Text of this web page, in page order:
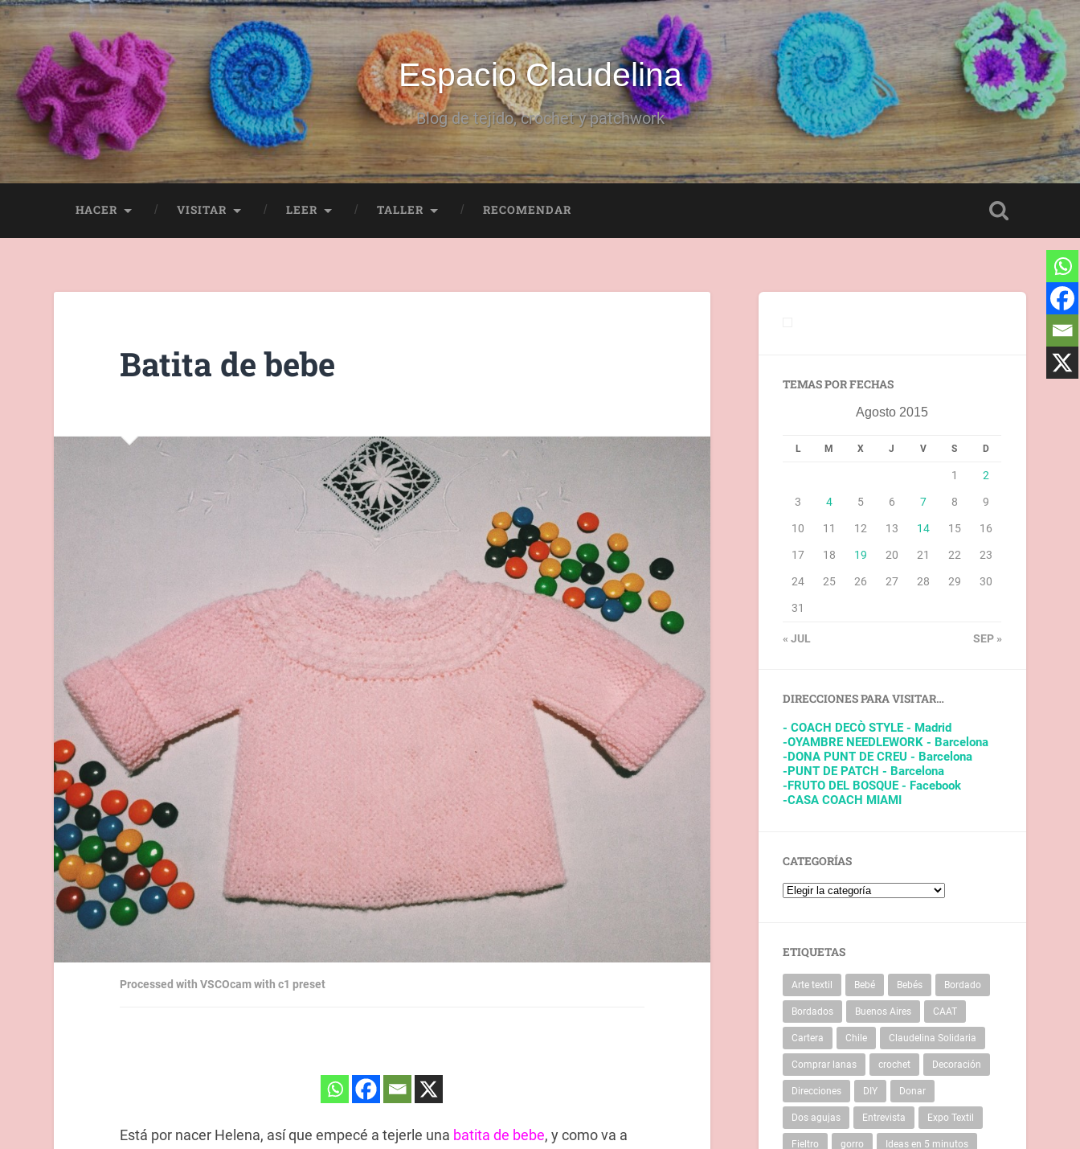
Espacio Claudelina
Blog de tejido, crochet y patchwork
HACER VISITAR LEER TALLER RECOMENDAR
Batita de bebe
Processed with VSCOcam with c1 preset
Está por nacer Helena, así que empecé a tejerle una batita de bebe, y como va a
TEMAS POR FECHAS
Agosto 2015
L M X J V S D
1 2
3 4 5 6 7 8 9
10 11 12 13 14 15 16
17 18 19 20 21 22 23
24 25 26 27 28 29 30
31
« JUL SEP »
DIRECCIONES PARA VISITAR…
- COACH DECÒ STYLE - Madrid
-OYAMBRE NEEDLEWORK - Barcelona
-DONA PUNT DE CREU - Barcelona
-PUNT DE PATCH - Barcelona
-FRUTO DEL BOSQUE - Facebook
-CASA COACH MIAMI
CATEGORÍAS
ETIQUETAS
Arte textil Bebé Bebés Bordado
Bordados Buenos Aires CAAT
Cartera Chile Claudelina Solidaria
Comprar lanas crochet Decoración
Direcciones DIY Donar
Dos agujas Entrevista Expo Textil
Fieltro gorro Ideas en 5 minutos